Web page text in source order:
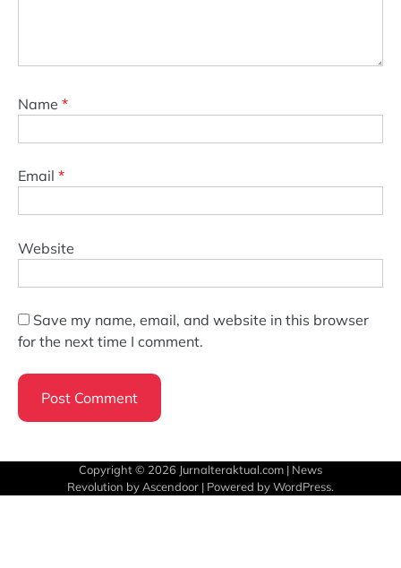
Name *
Email *
Website
Save my name, email, and website in this browser
for the next time I comment.
Copyright © 2026 Jurnalteraktual.com | News
Revolution by Ascendoor | Powered byWordPress.